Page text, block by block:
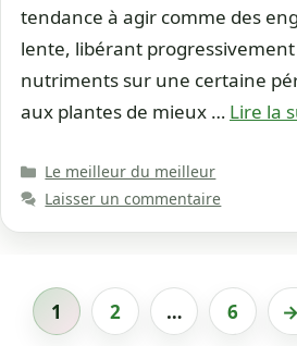
tendance à agir comme des
lente, libérant progressivement
nutriments sur une certaine
aux plantes de mieux … Lire la
Catégories
Le meilleur du meilleur
Laisser un commentaire
Page
1 Page
2 … Page
6 →